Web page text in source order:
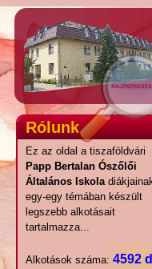
Rólunk
Ez az oldal a tiszaföldvári
Papp Bertalan Ószőlői
Általános Iskola
egy-egy témában készült
legszebb alkotásait
tartalmazza...
Alkotások száma: 4592